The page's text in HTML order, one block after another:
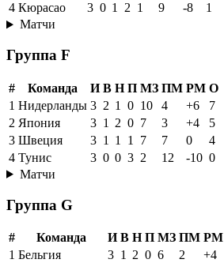
4 Кюрасао 3 0 1 2 1 9 -8
1
Матчи
Группа F
# Команда И В Н П МЗ ПМ РМ О
1 Нидерланды 3 2 1 0 10 4 +6
7
2 Япония 3 1 2 0 7 3 +4
5
3 Швеция 3 1 1 1 7 7 0
4
4 Тунис 3 0 0 3 2 12 -10 0
Матчи
Группа G
# Команда И В Н П МЗ ПМ РМ
1 Бельгия 3 1 2 0 6 2 +4